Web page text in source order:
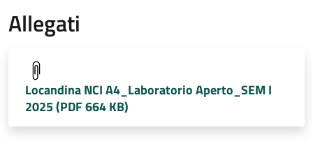
Allegati
Locandina NCI A4_Laboratorio Aperto_SEM I
2025 (PDF 664 KB)